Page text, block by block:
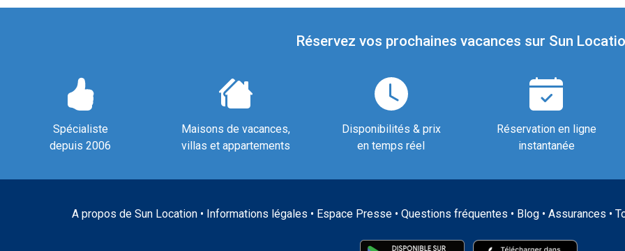
Réservez vos prochaines vacances sur Sun
Spécialiste
depuis 2006
Maisons de vacances,
villas et appartements
Disponibilités & prix
en temps réel
Réservation en ligne
instantanée
A propos de Sun Location• Informations légales • Espace Presse• Questions fréquentes • Blog• Assurances •